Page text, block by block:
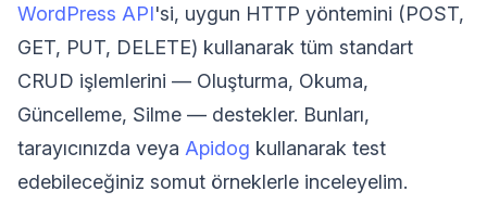
WordPress API'si, uygun HTTP yöntemini (POST,
GET, PUT, DELETE) kullanarak tüm standart
CRUD işlemlerini — Oluşturma, Okuma,
Güncelleme, Silme — destekler. Bunları,
tarayıcınızda veya Apidog kullanarak test
edebileceğiniz somut örneklerle inceleyelim.